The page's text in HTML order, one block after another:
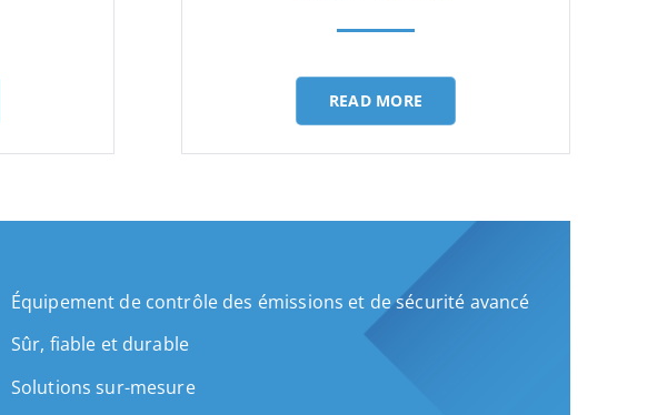
READ MORE
Équipement de contrôle des émissions et de sécurité avancé
Sûr, fiable et durable
Solutions sur-mesure